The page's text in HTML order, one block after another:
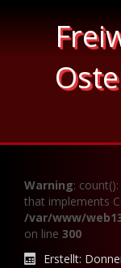
Warning:
that implements
/var/www/
on line 300
Erstellt: